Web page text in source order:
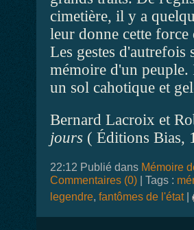
cimetière, il y a
leur donne cette force
Les gestes d'autrefois
mémoire d'un peuple.
un sol cahotique et
Bernard Lacroix et
jours ( Éditions Bias,
22:12 Publié dans Mémoire
Commentaires (0)| Tags :
legendre, fantômes de l'état|